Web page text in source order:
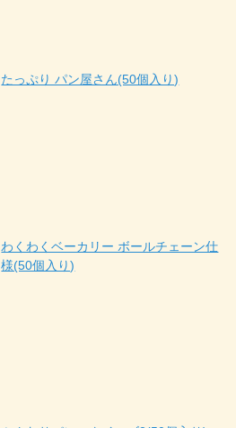
たっぷり パン屋さん(50個入り)
わくわくベーカリー ボールチェーン仕
様(50個入り)